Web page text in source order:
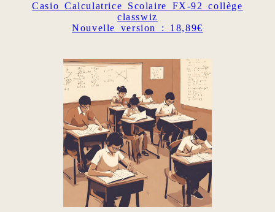
Casio Calculatrice Scolaire FX-92 collège
classwiz
Nouvelle version : 18,89€